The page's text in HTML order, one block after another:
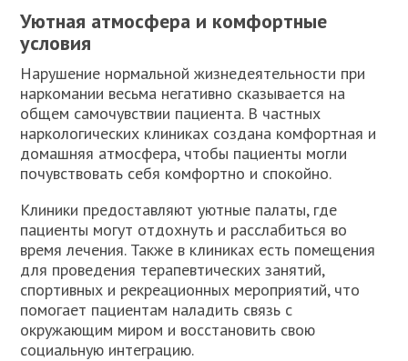
Уютная атмосфера и комфортные
условия
Нарушение нормальной жизнедеятельности при
наркомании весьма негативно сказывается на
общем самочувствии пациента. В частных
наркологических клиниках создана комфортная и
домашняя атмосфера, чтобы пациенты могли
почувствовать себя комфортно и спокойно.
Клиники предоставляют уютные палаты, где
пациенты могут отдохнуть и расслабиться во
время лечения. Также в клиниках есть помещения
для проведения терапевтических занятий,
спортивных и рекреационных мероприятий, что
помогает пациентам наладить связь с
окружающим миром и восстановить свою
социальную интеграцию.